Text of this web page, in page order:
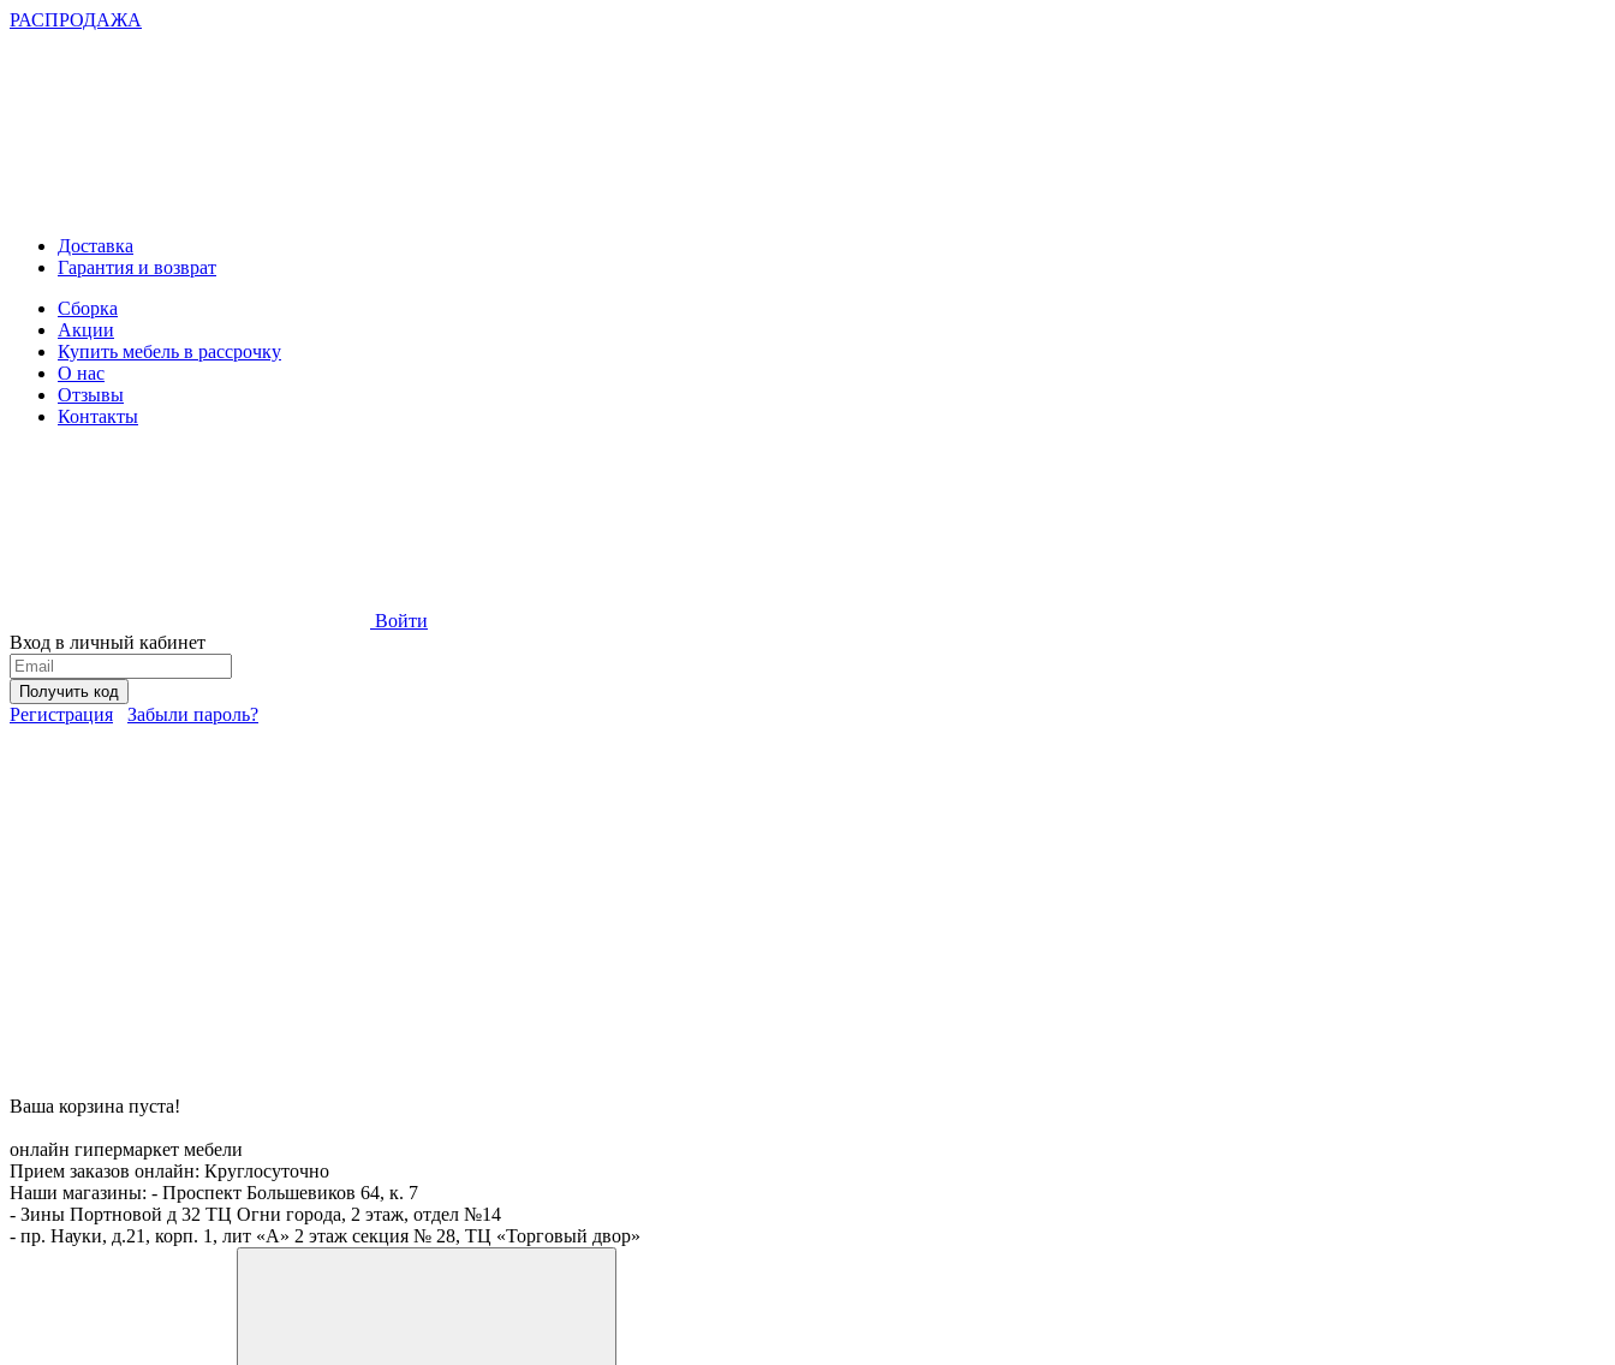
РАСПРОДАЖА
Доставка
Гарантия и возврат
Сборка
Акции
Купить мебель в рассрочку
О нас
Отзывы
Контакты
Войти
Вход в личный кабинет
Получить код
Регистрация Забыли пароль?
Ваша корзина пуста!
онлайн гипермаркет мебели
Прием заказов онлайн: Круглосуточно
Наши магазины: - Проспект Большевиков 64, к. 7
- Зины Портновой д 32 ТЦ Огни города, 2 этаж, отдел №14
- пр. Науки, д.21, корп. 1, лит «А» 2 этаж секция № 28, ТЦ «Торговый двор»